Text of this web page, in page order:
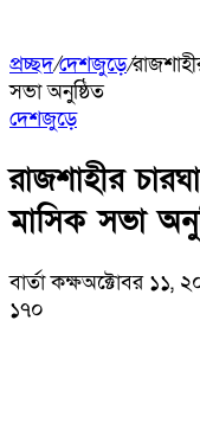
প্রচ্ছদ/দেশজুড়ে/
সভা অনুষ্ঠিত
দেশজুড়ে
রাজশাহীর
মাসিক সভা
বার্তা কক্ষঅক্টোবর ১১,
১৭০